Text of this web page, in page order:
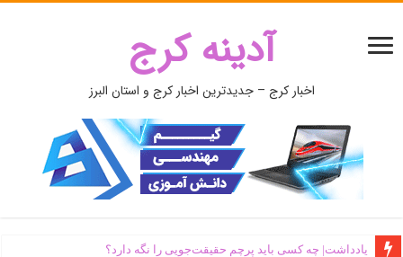
آدینه کرج
اخبار کرج – جدیدترین اخبار کرج و استان البرز
یادداشت| ‌چه کسی باید پرچم حقیقت‌جویی را نگه دارد؟